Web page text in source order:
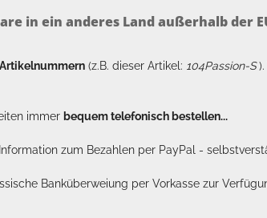
in ein anderes Land außerhalb der
(z.B. dieser Artikel: 104Passion-S
immer bequem telefonisch bestellen...
zum Bezahlen per PayPal -
Banküberweiung per Vorkasse zur